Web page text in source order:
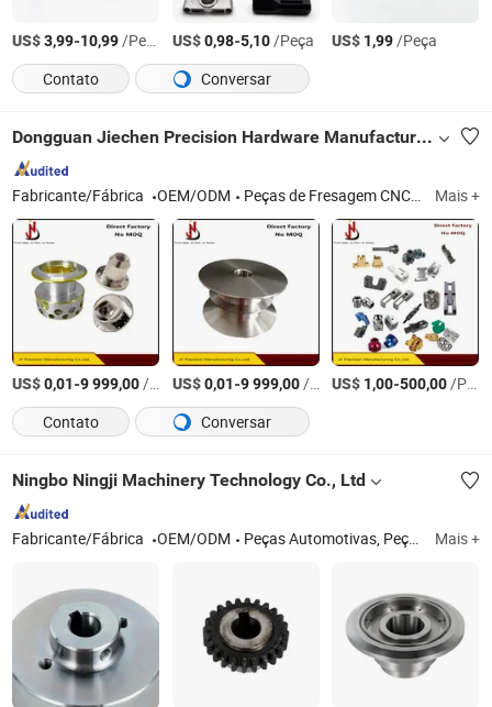
US$3,99-10,99/Peça US$0,98-5,10/Peça US$ 1,99/Peça
Contato
Conversar
Dongguan Jiechen Precision Hardware Manufacturing Co., Ltd.
Fabricante/Fábrica OEM/ODM Peças de Fresagem CNC, Protótipos de Metal, Prototipagem Rápida, 3D Impressão, Protótipos de Plástico, Peças de Produção em Pequeno Volume, Fundição de Investimento Mais +
US$0,01-9 999,00/Peça US$0,01-9 999,00/Peça US$ 1,00-500,00/Peça
Contato
Conversar
Ningbo Ningji Machinery Technology Co., Ltd
Fabricante/Fábrica OEM/ODM Peças Automotivas, Peças de Automóveis, Usinagem CNC, Conexão Hidráulica, Fixador Mais +